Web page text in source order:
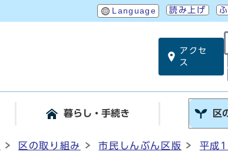
Language 読み上げ
アクセ
ス
暮らし・手続き 区
区の取り組み 市民しんぶん区版 平成